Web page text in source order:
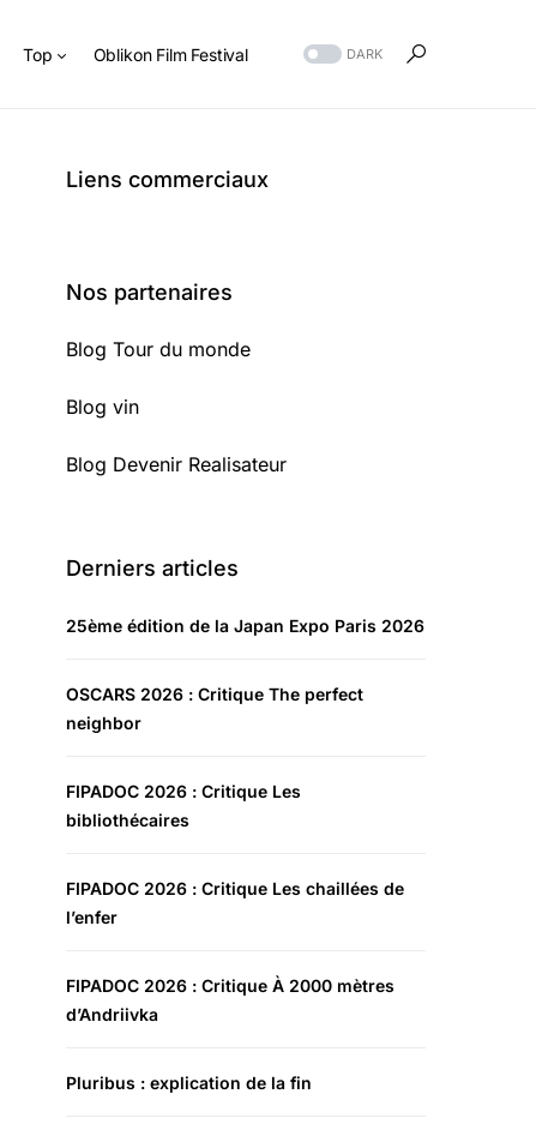
Top Oblikon Film Festival DARK
Liens commerciaux
Nos partenaires
Blog Tour du monde
Blog vin
Blog Devenir Realisateur
Derniers articles
25ème édition de la Japan Expo Paris 2026
OSCARS 2026 : Critique The perfect
neighbor
FIPADOC 2026 : Critique Les
bibliothécaires
FIPADOC 2026 : Critique Les chaillées de
l’enfer
FIPADOC 2026 : Critique À 2000 mètres
d’Andriivka
Pluribus : explication de la fin